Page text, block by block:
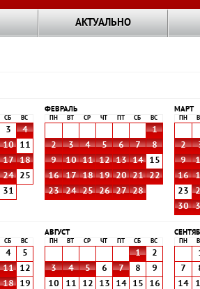
АКТУАЛЬНО
СБ ВС
3
4
10
11
17
18
24
25
31
ФЕВРАЛЬ
ПН ВТ СР ЧТ СБ ВС
1
2
3 4 5 6 7
8
9
10 11 12 13 14
15
16
17 18 19 20 21
22
23
24 25 26 27 28
МАРТ
ПН
2
9
16
23
30
СБ ВС
4
5
11
12
18
19
АВГУСТ
ПН ВТ СР ЧТ СБ ВС
1
2
3
4 5 6 7 8
9
10
11 12 13 14 15
16
ПН
7
14